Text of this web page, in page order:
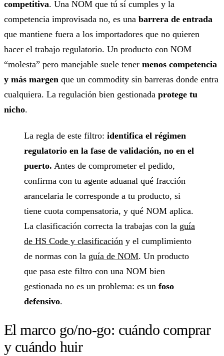
competitiva. Una NOM que tú sí cumples y la
competencia improvisada no, es una barrera de entrada
que mantiene fuera a los importadores que no quieren
hacer el trabajo regulatorio. Un producto con NOM
“molesta” pero manejable suele tener menos competencia
y más margen que un commodity sin barreras donde entra
cualquiera. La regulación bien gestionada protege tu
nicho.
La regla de este filtro: identifica el régimen
regulatorio en la fase de validación, no en el
puerto. Antes de comprometer el pedido,
confirma con tu agente aduanal qué fracción
arancelaria le corresponde a tu producto, si
tiene cuota compensatoria, y qué NOM aplica.
La clasificación correcta la trabajas con la guía
de HS Code y clasificación y el cumplimiento
de normas con la guía de NOM. Un producto
que pasa este filtro con una NOM bien
gestionada no es un problema: es un foso
defensivo.
El marco go/no-go: cuándo comprar
y cuándo huir